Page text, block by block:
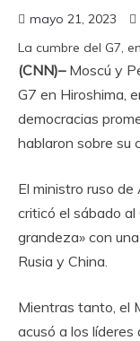
mayo 21, 2023
La cumbre del G7,
(CNN)–Moscú y
G7 en Hiroshima,
democracias
hablaron sobre su
El ministro ruso
criticó el sábado
grandeza» con
Rusia y China.
Mientras tanto, el
acusó a los líderes